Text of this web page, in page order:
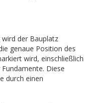
der Bauplatz
genaue Position des
wird, einschließlich
Diese
durch einen